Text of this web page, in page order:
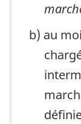
au